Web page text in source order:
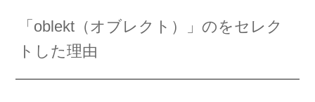
「oblekt（オブレクト）」のをセレク
トした理由